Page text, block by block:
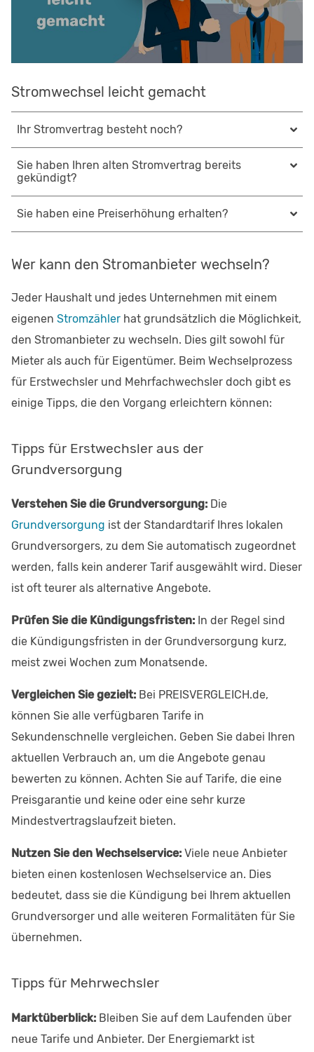
Stromwechsel leicht gemacht
Ihr Stromvertrag besteht noch?
Sie haben Ihren alten Stromvertrag bereits
gekündigt?
Sie haben eine Preiserhöhung erhalten?
Wer kann den Stromanbieter wechseln?
Jeder Haushalt und jedes Unternehmen mit einem
eigenen Stromzähler hat grundsätzlich die Möglichkeit,
den Stromanbieter zu wechseln. Dies gilt sowohl für
Mieter als auch für Eigentümer. Beim Wechselprozess
für Erstwechsler und Mehrfachwechsler doch gibt es
einige Tipps, die den Vorgang erleichtern können:
Tipps für Erstwechsler aus der
Grundversorgung
Verstehen Sie die Grundversorgung: Die
Grundversorgung ist der Standardtarif Ihres lokalen
Grundversorgers, zu dem Sie automatisch zugeordnet
werden, falls kein anderer Tarif ausgewählt wird. Dieser
ist oft teurer als alternative Angebote.
Prüfen Sie die Kündigungsfristen: In der Regel sind
die Kündigungsfristen in der Grundversorgung kurz,
meist zwei Wochen zum Monatsende.
Vergleichen Sie gezielt: Bei PREISVERGLEICH.de,
können Sie alle verfügbaren Tarife in
Sekundenschnelle vergleichen. Geben Sie dabei Ihren
aktuellen Verbrauch an, um die Angebote genau
bewerten zu können. Achten Sie auf Tarife, die eine
Preisgarantie und keine oder eine sehr kurze
Mindestvertragslaufzeit bieten.
Nutzen Sie den Wechselservice: Viele neue Anbieter
bieten einen kostenlosen Wechselservice an. Dies
bedeutet, dass sie die Kündigung bei Ihrem aktuellen
Grundversorger und alle weiteren Formalitäten für Sie
übernehmen.
Tipps für Mehrwechsler
Marktüberblick: Bleiben Sie auf dem Laufenden über
neue Tarife und Anbieter. Der Energiemarkt ist